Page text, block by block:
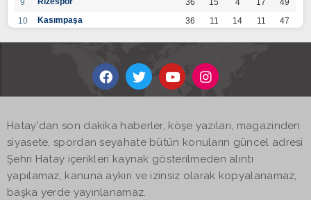
9
36 15 4 17
49
10
Kasımpaşa 36 11 14 11
47
36 12
14
Kayserispor 36 11 12 13
45
17
Hatayspor 36
19
Adana Demirspor
Hatay'dan son dakika haberler, köşe yazıları, magazinden
siyasete, spordan seyahate bütün konuların güncel adresi
Şehri Hatay içerikleri kaynak gösterilmeden alıntı
yapılamaz, kanuna aykırı ve izinsiz olarak kopyalanamaz,
başka yerde yayınlanamaz.